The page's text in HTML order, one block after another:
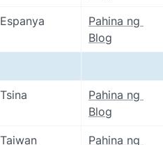
Espanya
Pahina ng
Blog
Tsina
Pahina ng
Blog
Taiwan
Pahina ng